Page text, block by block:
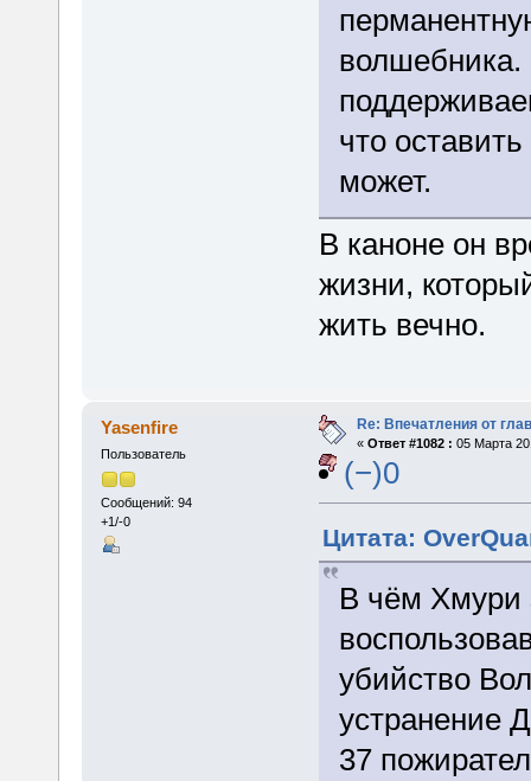
волшебника.
что
может.
В каноне он
жизни,
жить вечно.
Yasenfire
Пользователь
Сообщений: 94
+1/-0
Re: Впечатления от
« Ответ #1082 : 05 Марта
(−)0
Цитата:
В чём Хмури
убийство
устранение
37